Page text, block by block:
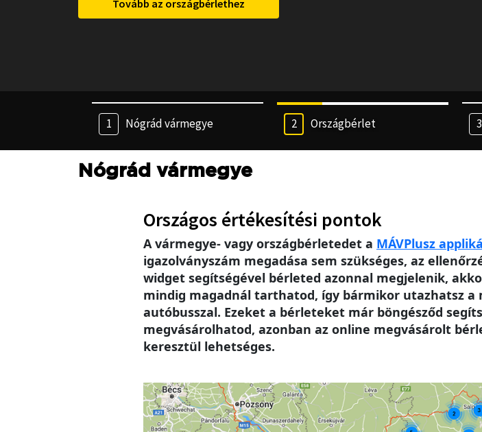
Tovább az országbérlethez
Nógrád vármegye Országbérlet
Nógrád vármegye
Országos értékesítési pontok
A vármegye- vagy országbérletedet a MÁVPlusz
igazolványszám megadása sem szükséges, az
widget segítségével bérleted azonnal megjelenik,
mindig magadnál tarthatod, így bármikor utazhatsz a
autóbusszal. Ezeket a bérleteket már böngésződ
megvásárolhatod, azonban az online megvásárolt
keresztül lehetséges.
Image